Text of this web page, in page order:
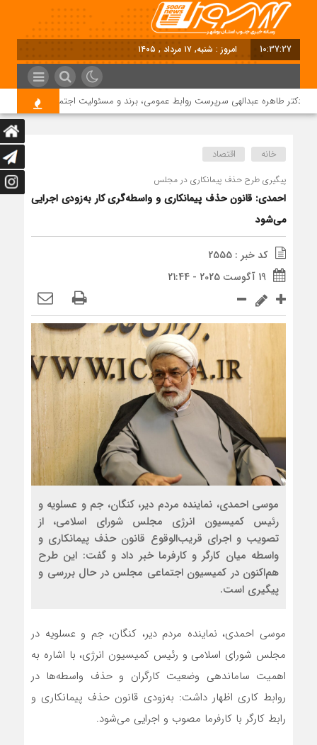
10:37:27 امروز : شنبه, ۱۷ مرداد , ۱۴۰۵
دکتر طاهره عبدالهی سرپرست روابط عمومی، برند و مسئولیت اجتماعی دماوند
خانه اقتصاد
پیگیری طرح حذف پیمانکاری در مجلس
احمدی: قانون حذف پیمانکاری و واسطه‌گری کار به‌زودی اجرایی
می‌شود
کد خبر : 2555
19 آگوست 2025 - 21:44
موسی احمدی، نماینده مردم دیر، کنگان، جم و عسلویه و
رئیس کمیسیون انرژی مجلس شورای اسلامی، از
تصویب و اجرای قریب‌الوقوع قانون حذف پیمانکاری و
واسطه میان کارگر و کارفرما خبر داد و گفت: این طرح
هم‌اکنون در کمیسیون اجتماعی مجلس در حال بررسی و
پیگیری است.
موسی احمدی، نماینده مردم دیر، کنگان، جم و عسلویه در
مجلس شورای اسلامی و رئیس کمیسیون انرژی، با اشاره به
اهمیت ساماندهی وضعیت کارگران و حذف واسطه‌ها در
روابط کاری اظهار داشت: به‌زودی قانون حذف پیمانکاری و
رابط کارگر با کارفرما مصوب و اجرایی می‌شود.